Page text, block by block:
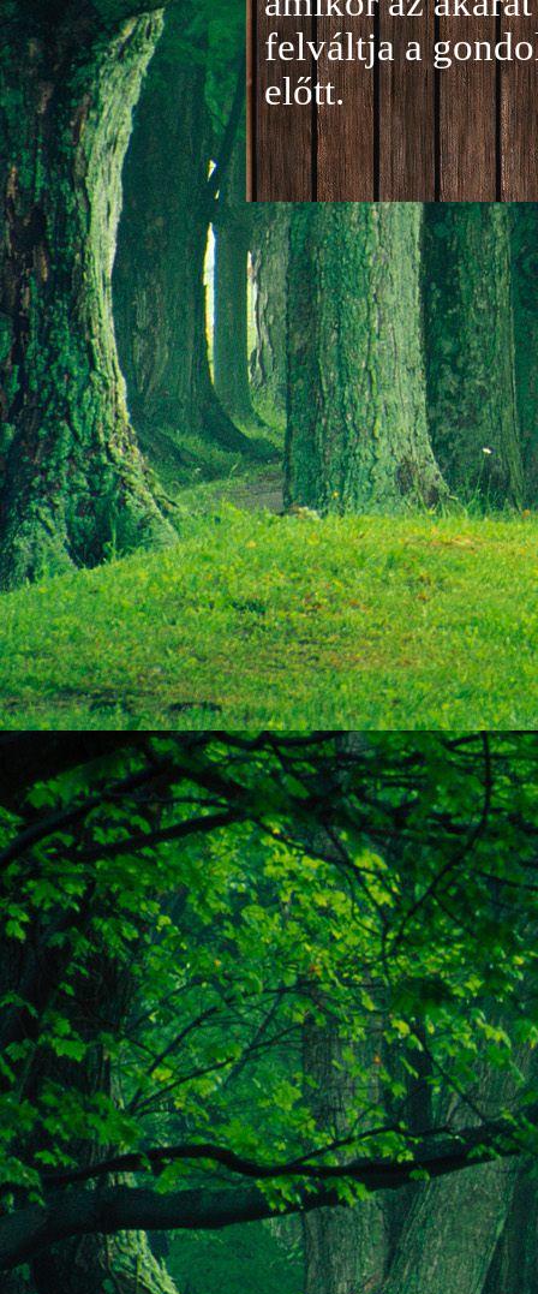
felváltja a
előtt.
Jelentkezés a
A
folyamatosan
benyújtása a je
történik mind
személyesen.
személyesen a
címen tudjátok
Kérelmeteket
amennyiben
ovi bejárata a
nyíló
Szeretettel
Elérhetőségek
Dr. Göllner
2081 Piliscsaba,
e-mail:
telefonszám: